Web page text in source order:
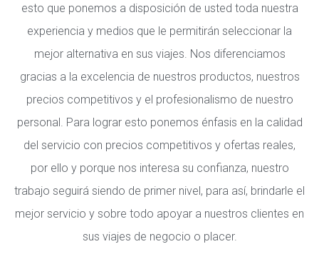
esto que ponemos a disposición de usted toda nuestra
experiencia y medios que le permitirán seleccionar la
mejor alternativa en sus viajes. Nos diferenciamos
gracias a la excelencia de nuestros productos, nuestros
precios competitivos y el profesionalismo de nuestro
personal. Para lograr esto ponemos énfasis en la calidad
del servicio con precios competitivos y ofertas reales,
por ello y porque nos interesa su confianza, nuestro
trabajo seguirá siendo de primer nivel, para así, brindarle el
mejor servicio y sobre todo apoyar a nuestros clientes en
sus viajes de negocio o placer.